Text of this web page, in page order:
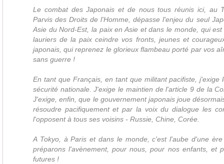
Le combat des Japonais et de nous tous réunis ici, au
Parvis des Droits de l'Homme, dépasse l'enjeu du seul
Asie du Nord-Est, la paix en Asie et dans le monde, qui
lauriers de la paix ceindre vos fronts, jeunes et
japonais, qui reprenez le glorieux flambeau porté par vos
sans guerre !
En tant que Français, en tant que militant pacifiste, j'exige
sécurité nationale. J'exige le maintien de l'article 9 de la
J'exige, enfin, que le gouvernement japonais joue
résoudre pacifiquement et par la voix du dialogue les
l'opposent à tous ses voisins - Russie, Chine, Corée.
A Tokyo, à Paris et dans le monde, c'est l'aube d'une
préparons l'avènement, pour nous, pour nos enfants, et
futures !